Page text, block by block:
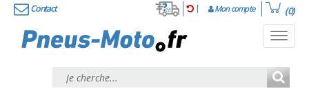
Contact Mon compte (0)